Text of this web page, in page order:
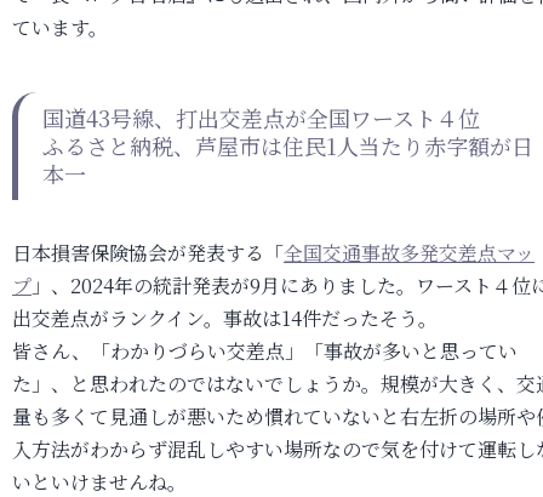
ています。
国道43号線、打出交差点が全国ワースト４位
ふるさと納税、芦屋市は住民1人当たり赤字額が日
本一
日本損害保険協会が発表する「全国交通事故多発交差点マッ
プ 」、2024年の統計発表が9月にありました。ワースト４位
出交差点がランクイン。事故は14件だったそう。
皆さん、「わかりづらい交差点」「事故が多いと思ってい
た」、と思われたのではないでしょうか。規模が大きく、交
量も多くて見通しが悪いため慣れていないと右左折の場所や
入方法がわからず混乱しやすい場所なので気を付けて運転し
いといけませんね。